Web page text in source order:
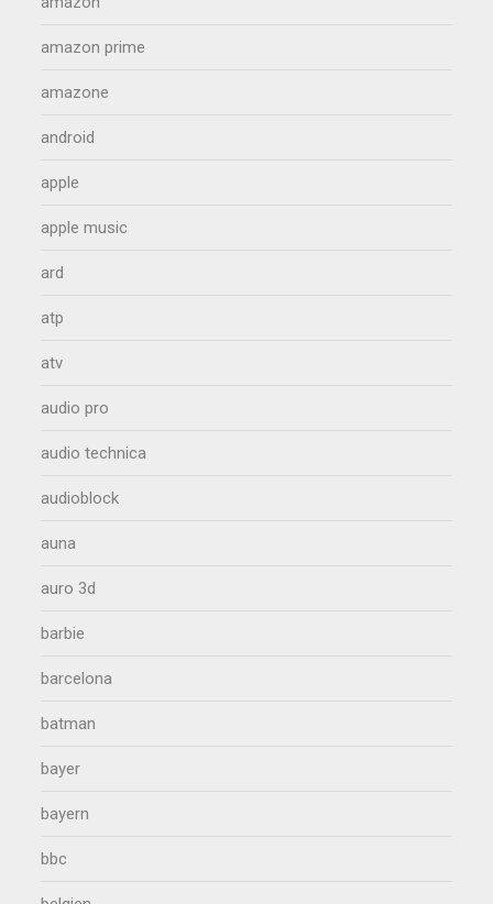
amazon prime
amazone
android
apple
apple music
ard
atp
atv
audio pro
audio technica
audioblock
auna
auro 3d
barbie
barcelona
batman
bayer
bayern
bbc